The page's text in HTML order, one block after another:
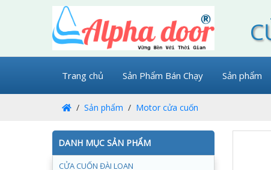
Trang chủ Sản Phẩm Bán Chạy Sản phẩm
Sản phẩm Motor cửa cuốn
DANH MỤC SẢN PHẨM
CỬA CUỐN ĐÀI LOAN